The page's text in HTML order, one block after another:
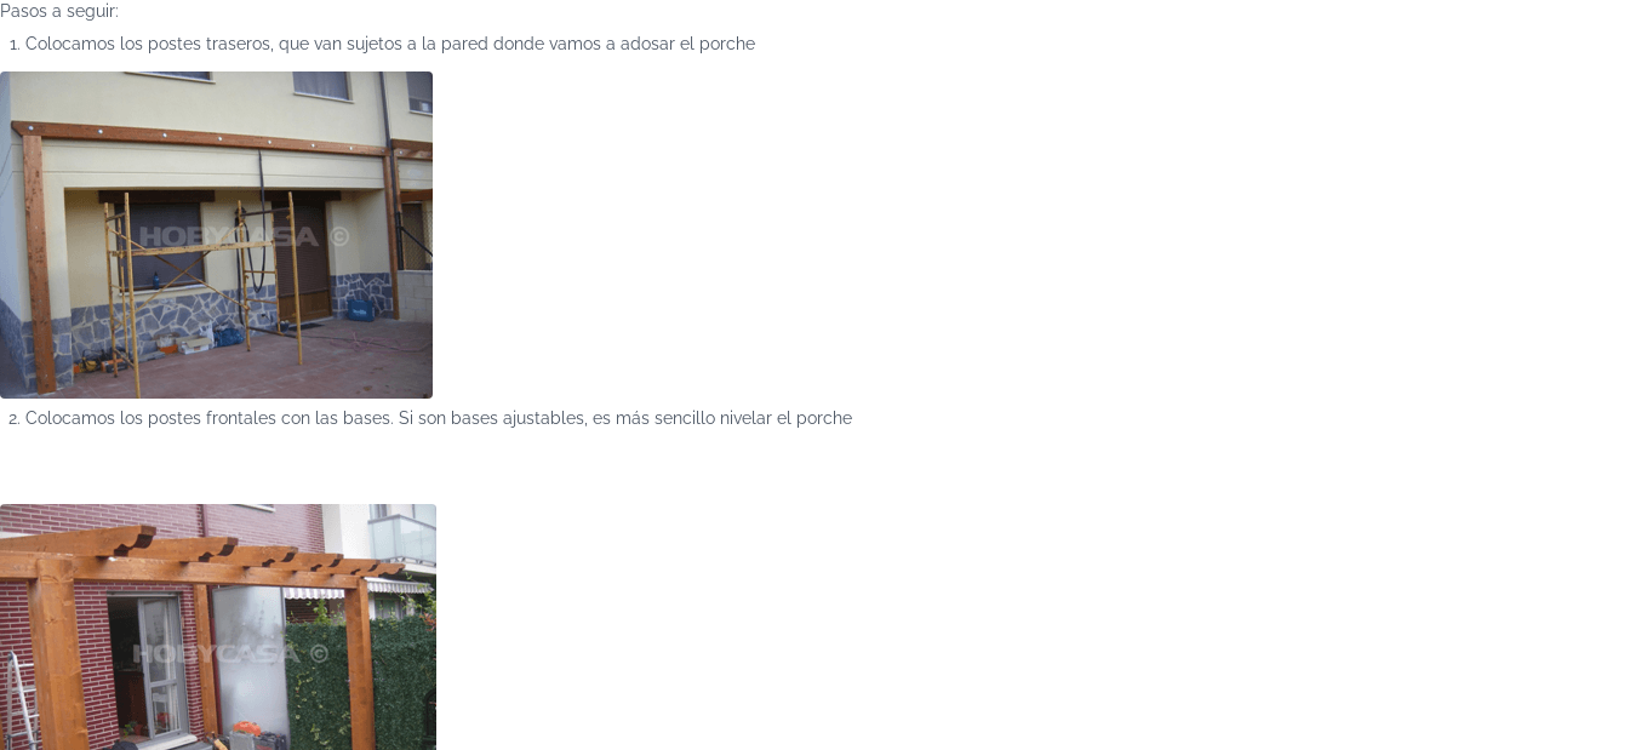
Pasos a seguir:
Colocamos los postes traseros, que van sujetos a la pared donde vamos a adosar el porche
Colocamos los postes frontales con las bases. Si son bases ajustables, es más sencillo nivelar el porche